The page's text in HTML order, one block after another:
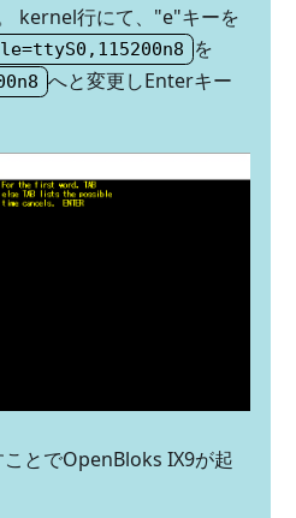
kernel行にて、"e"キーを
を
へと変更しEnterキー
とでOpenBloks IX9が起